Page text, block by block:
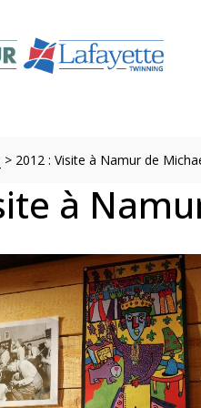
> 2012 : Visite à Namur de
à